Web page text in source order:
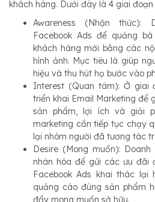
khách hàng. Dưới đây là 4 giai đoạn
Awareness (Nhận thức):
Facebook Ads để quảng
khách hàng mới bằng các
hình ảnh. Mục tiêu là giúp
hiệu và thu hút họ bước vào
Interest (Quan tâm): Ở giai
triển khai Email Marketing để
sản phẩm, lợi ích và giải
marketing cần tiếp tục chạy
lại nhóm người đã tương tác
Desire (Mong muốn):
nhân hóa để gửi các ưu đãi
Facebook Ads khai thác lại
quảng cáo đúng sản phẩm
đẩy mong muốn sở hữu.